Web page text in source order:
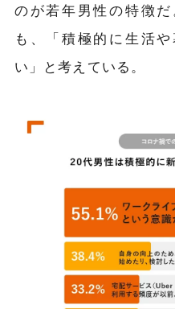
のが若年男性の特徴
も、「積極的に生活
い」と考えている。